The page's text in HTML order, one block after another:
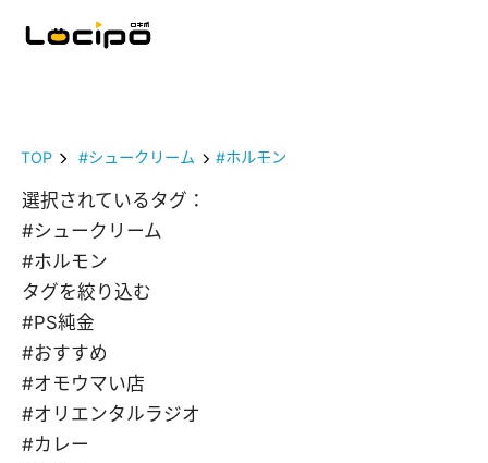
TOP #シュークリーム #ホルモン
選択されているタグ：
#シュークリーム
#ホルモン
タグを絞り込む
#PS純金
#おすすめ
#オモウマい店
#オリエンタルラジオ
#カレー